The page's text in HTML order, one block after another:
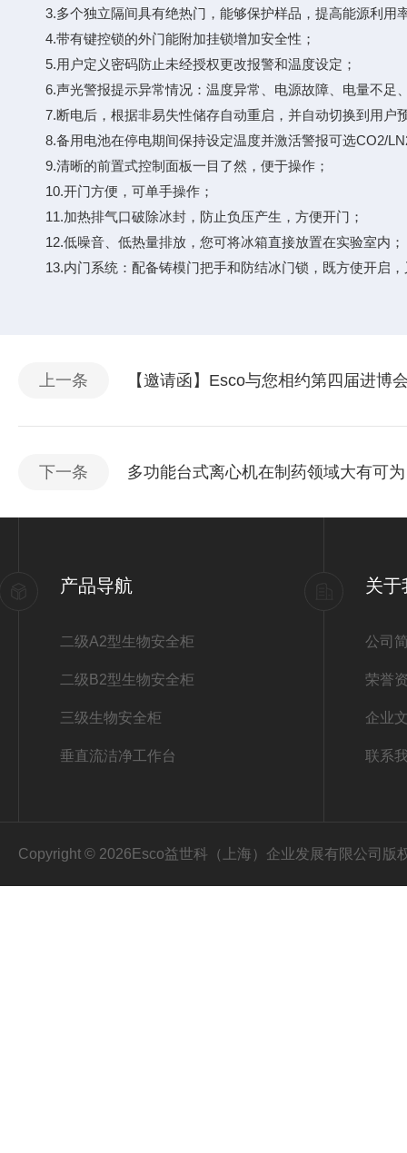
3.多个独立隔间具有绝热门，能够保护样品，提高能源利用
4.带有键控锁的外门能附加挂锁增加安全性；
5.用户定义密码防止未经授权更改报警和温度设定；
6.声光警报提示异常情况：温度异常、电源故障、电量不足
7.断电后，根据非易失性储存自动重启，并自动切换到用户
8.备用电池在停电期间保持设定温度并激活警报可选CO2/
9.清晰的前置式控制面板一目了然，便于操作；
10.开门方便，可单手操作；
11.加热排气口破除冰封，防止负压产生，方便开门；
12.低噪音、低热量排放，您可将冰箱直接放置在实验室内；
13.内门系统：配备铸模门把手和防结冰门锁，既方使开启，
上一条 【邀请函】Esco与您相约第四届进博
下一条 多功能台式离心机在制药领域大有可为
产品导航
二级A2型生物安全柜
二级B2型生物安全柜
三级生物安全柜
垂直流洁净工作台
关于
公司
荣誉
企业
联系
Copyright © 2026Esco益世科（上海）企业发展有限公司